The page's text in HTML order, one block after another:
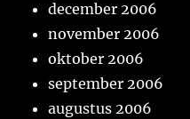
december 2006
november 2006
oktober 2006
september 2006
augustus 2006